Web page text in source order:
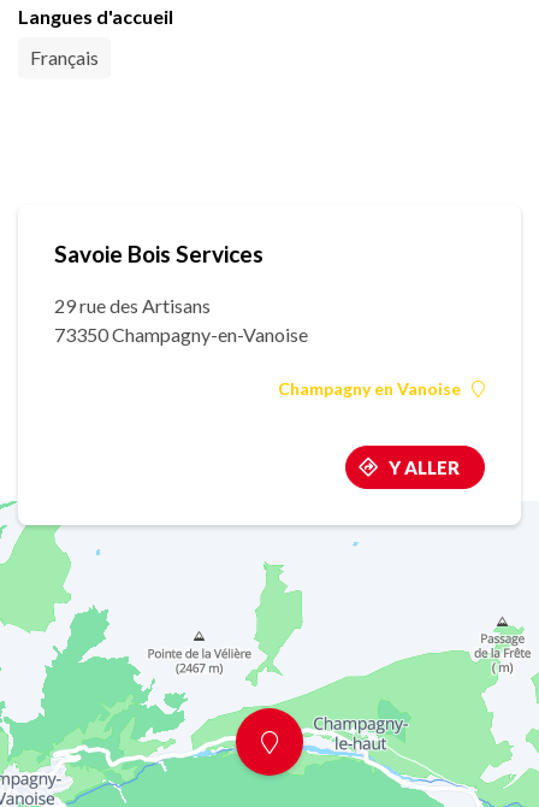
Langues d'accueil
Français
Savoie Bois Services
29 rue des Artisans
73350 Champagny-en-Vanoise
Champagny en Vanoise
Y ALLER